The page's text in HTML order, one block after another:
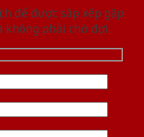
để được sắp xếp gặp
không phải chờ đợi.